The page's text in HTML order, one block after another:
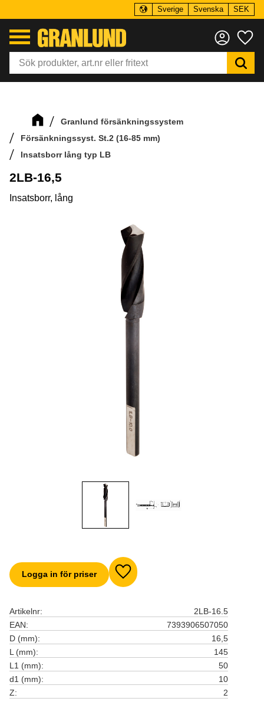
Sverige Svenska SEK
Granlund försänkningssystem
Försänkningssyst. St.2 (16-85 mm)
Insatsborr lång typ LB
2LB-16,5
Insatsborr, lång
Logga in för priser Lägg till i favoriter
Artikelnr
2LB-16.5
EAN
7393906507050
D (mm)
16,5
L (mm)
145
L1 (mm)
50
d1 (mm)
10
Z
2